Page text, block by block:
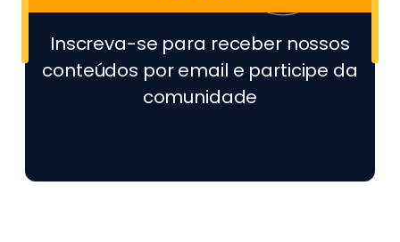
Inscreva-se para receber nossos
conteúdos por email e participe da
comunidade